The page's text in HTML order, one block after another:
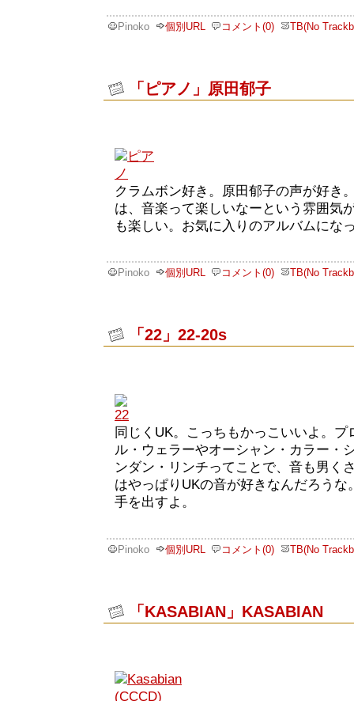
Pinoko 個別URL コメント(0) TB(No
「ピアノ」原田郁子
クラムボン好き。原田郁子の声が好き
は、音楽って楽しいなーという雰囲気
も楽しい。お気に入りのアルバムにな
Pinoko 個別URL コメント(0) TB(No
「22」22-20s
同じくUK。こっちもかっこいいよ。プ
ル・ウェラーやオーシャン・カラー・
ンダン・リンチってことで、音も男く
はやっぱりUKの音が好きなんだろう
手を出すよ。
Pinoko 個別URL コメント(0) TB(No
「KASABIAN」KASABIAN